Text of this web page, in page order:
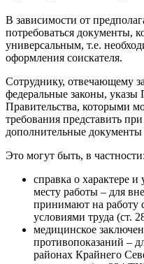
В зависимости от
потребоваться документы,
универсальным, т.е.
оформления соискателя.
Сотруднику, отвечающему
федеральные законы, указы
Правительства, которыми
требования представить
дополнительные
Это могут быть, в частности:
справка о характере
месту работы – для
принимают на
условиями труда (ст.
медицинское
противопоказаний –
районах Крайнего